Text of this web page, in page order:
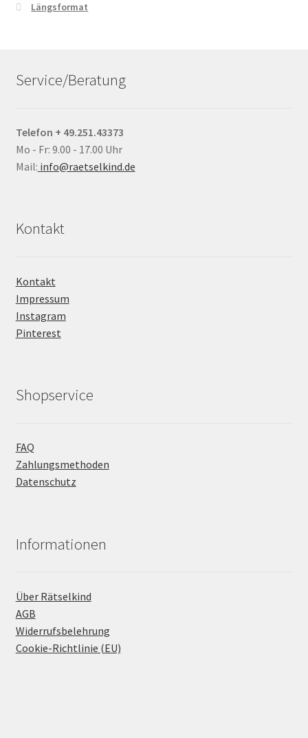
Längsformat
Service/Beratung
Telefon + 49.251.43373
Mo - Fr: 9.00 - 17.00 Uhr
Mail: info@raetselkind.de
Kontakt
Kontakt
Impressum
Instagram
Pinterest
Shopservice
FAQ
Zahlungsmethoden
Datenschutz
Informationen
Über Rätselkind
AGB
Widerrufsbelehrung
Cookie-Richtlinie (EU)